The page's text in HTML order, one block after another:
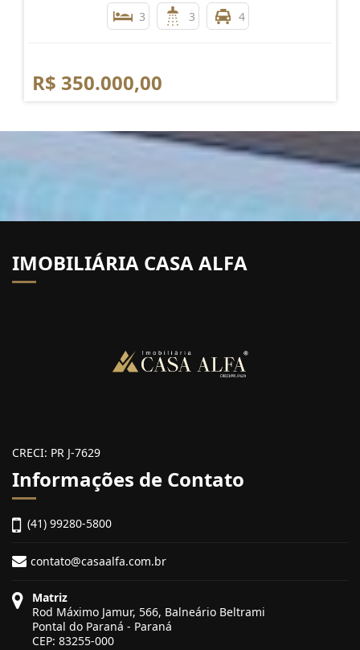
3 3 4
R$ 350.000,00
IMOBILIÁRIA CASA ALFA
CRECI: PR J-7629
Informações de Contato
(41) 99280-5800
contato@casaalfa.com.br
Matriz
Rod Máximo Jamur, 566, Balneário Beltrami
Pontal do Paraná - Paraná
CEP: 83255-000